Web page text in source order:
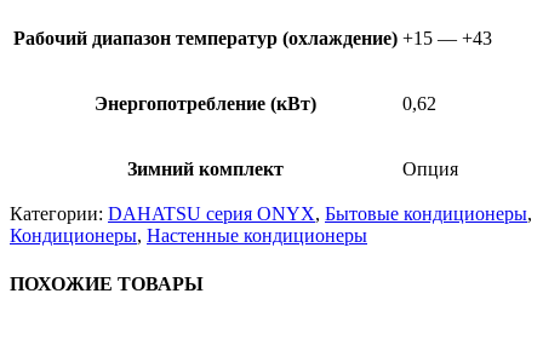
Рабочий диапазон температур (охлаждение) +15 — +43
Энергопотребление (кВт) 0,62
Зимний комплект Опция
Категории: DAHATSU серия ONYX, Бытовые кондиционеры,
Кондиционеры, Настенные кондиционеры
ПОХОЖИЕ ТОВАРЫ